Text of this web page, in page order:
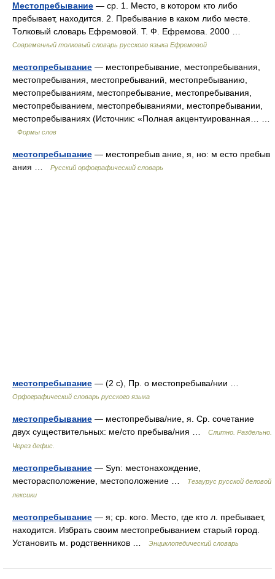
Местопребывание — ср. 1. Место, в котором кто либо
пребывает, находится. 2. Пребывание в каком либо месте.
Толковый словарь Ефремовой. Т. Ф. Ефремова. 2000 …
Современный толковый словарь русского языка Ефремовой
местопребывание — местопребывание, местопребывания,
местопребывания, местопребываний, местопребыванию,
местопребываниям, местопребывание, местопребывания,
местопребыванием, местопребываниями, местопребывании,
местопребываниях (Источник: «Полная акцентуированная… …
Формы слов
местопребывание — местопребыв ание, я, но: м есто пребыв
ания …
Русский орфографический словарь
местопребывание — (2 с), Пр. о местопребыва/нии …
Орфографический словарь русского языка
местопребывание — местопребыва/ние, я. Ср. сочетание
двух существительных: ме/сто пребыва/ния …
Слитно. Раздельно.
Через дефис.
местопребывание — Syn: местонахождение,
месторасположение, местоположение …
Тезаурус русской деловой
лексики
местопребывание — я; ср. кого. Место, где кто л. пребывает,
находится. Избрать своим местопребыванием старый город.
Установить м. родственников …
Энциклопедический словарь